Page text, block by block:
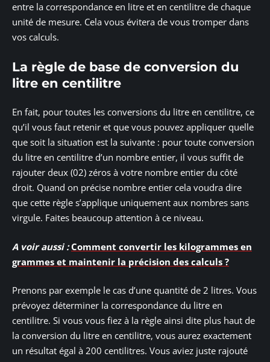
entre la correspondance en litre et en centilitre de chaque
unité de mesure. Cela vous évitera de vous tromper dans
vos calculs.
La règle de base de conversion du
litre en centilitre
En fait, pour toutes les conversions du litre en centilitre, ce
qu’il vous faut retenir et que vous pouvez appliquer quelle
que soit la situation est la suivante : pour toute conversion
du litre en centilitre d’un nombre entier, il vous suffit de
rajouter deux (02) zéros à votre nombre entier du côté
droit. Quand on précise nombre entier cela voudra dire
que cette règle s’applique uniquement aux nombres sans
virgule. Faites beaucoup attention à ce niveau.
A voir aussi : Comment convertir les kilogrammes en
grammes et maintenir la précision des calculs ?
Prenons par exemple le cas d’une quantité de 2 litres. Vous
prévoyez déterminer la correspondance du litre en
centilitre. Si vous vous fiez à la règle ainsi dite plus haut de
la conversion du litre en centilitre, vous aurez exactement
un résultat égal à 200 centilitres. Vous aviez juste rajouté